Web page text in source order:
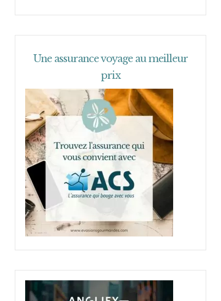
Une assurance voyage au meilleur
prix